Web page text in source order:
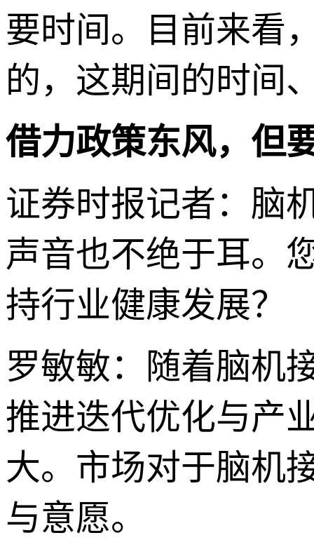
要时间。目前来看
的，这期间的时间
借力政策东风，但
证券时报记者：脑
声音也不绝于耳。
持行业健康发展？
罗敏敏：随着脑机
推进迭代优化与产
大。市场对于脑机
与意愿。